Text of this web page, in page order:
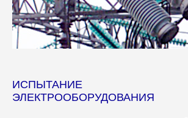
ИСПЫТАНИЕ
ЭЛЕКТРООБОРУДОВАНИЯ